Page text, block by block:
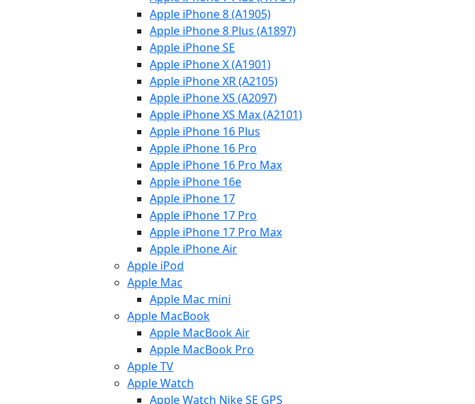
Apple iPhone 8 (A1905)
Apple iPhone 8 Plus (A1897)
Apple iPhone SE
Apple iPhone X (A1901)
Apple iPhone XR (A2105)
Apple iPhone XS (A2097)
Apple iPhone XS Max (A2101)
Apple iPhone 16 Plus
Apple iPhone 16 Pro
Apple iPhone 16 Pro Max
Apple iPhone 16e
Apple iPhone 17
Apple iPhone 17 Pro
Apple iPhone 17 Pro Max
Apple iPhone Air
Apple iPod
Apple Mac
Apple Mac mini
Apple MacBook
Apple MacBook Air
Apple MacBook Pro
Apple TV
Apple Watch
Apple Watch Nike SE GPS